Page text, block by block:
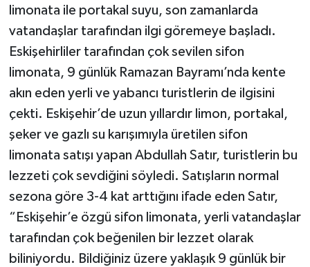
limonata ile portakal suyu, son zamanlarda
vatandaşlar tarafından ilgi göremeye başladı.
Eskişehirliler tarafından çok sevilen sifon
limonata, 9 günlük Ramazan Bayramı’nda kente
akın eden yerli ve yabancı turistlerin de ilgisini
çekti. Eskişehir’de uzun yıllardır limon, portakal,
şeker ve gazlı su karışımıyla üretilen sifon
limonata satışı yapan Abdullah Satır, turistlerin bu
lezzeti çok sevdiğini söyledi. Satışların normal
sezona göre 3-4 kat arttığını ifade eden Satır,
“Eskişehir’e özgü sifon limonata, yerli vatandaşlar
tarafından çok beğenilen bir lezzet olarak
biliniyordu. Bildiğiniz üzere yaklaşık 9 günlük bir